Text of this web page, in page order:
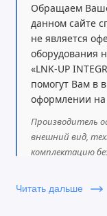
3-
Парковка/
Поддержка
Журнал
XML-
Обращаем
данном сайте
не является
оборудования
«LNK-UP
помогут Вам в
оформлении на
Производитель
внешний вид,
комплектацию
Читать дальше